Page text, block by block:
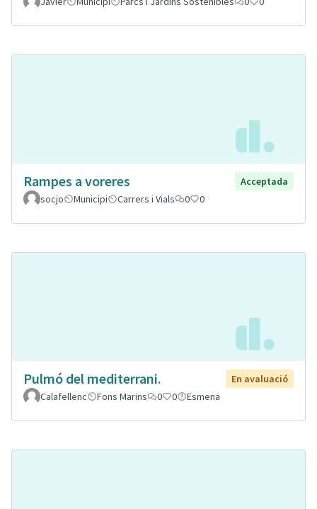
Rampes a voreres
Acceptada
socjo
Municipi Carrers i Vials 0 0
Pulmó del mediterrani.
En avaluació
Calafellenc
Fons Marins 0 0 Esmena